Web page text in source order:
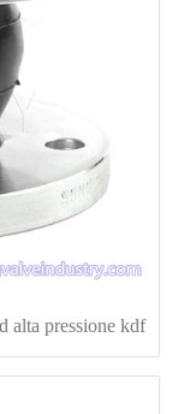
alta pressione kdf